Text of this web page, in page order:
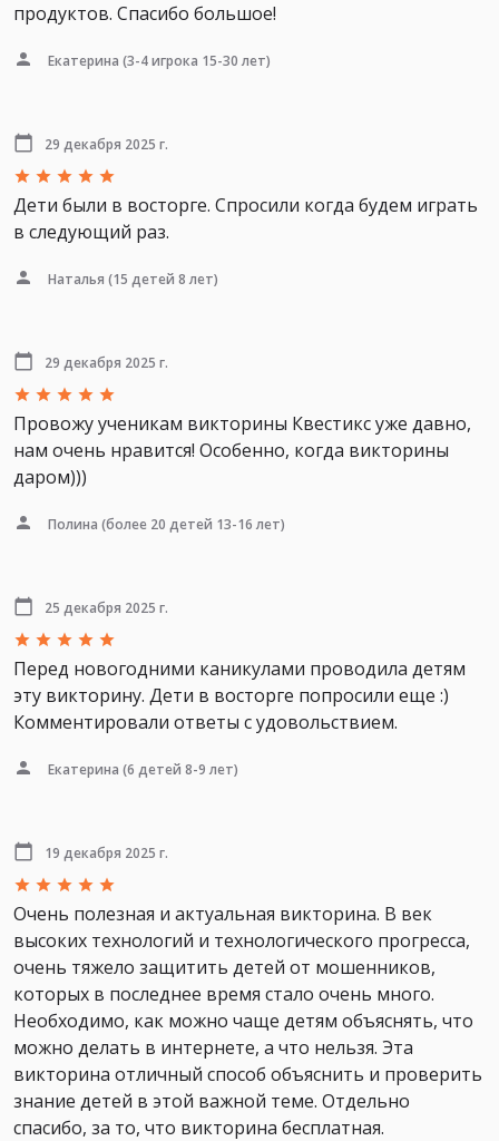
продуктов. Спасибо большое!
Екатерина (3-4 игрока 15-30 лет)
29 декабря 2025 г.
Дети были в восторге. Спросили когда будем играть
в следующий раз.
Наталья (15 детей 8 лет)
29 декабря 2025 г.
Провожу ученикам викторины Квестикс уже давно,
нам очень нравится! Особенно, когда викторины
даром)))
Полина (более 20 детей 13-16 лет)
25 декабря 2025 г.
Перед новогодними каникулами проводила детям
эту викторину. Дети в восторге попросили еще :)
Комментировали ответы с удовольствием.
Екатерина (6 детей 8-9 лет)
19 декабря 2025 г.
Очень полезная и актуальная викторина. В век
высоких технологий и технологического прогресса,
очень тяжело защитить детей от мошенников,
которых в последнее время стало очень много.
Необходимо, как можно чаще детям объяснять, что
можно делать в интернете, а что нельзя. Эта
викторина отличный способ объяснить и проверить
знание детей в этой важной теме. Отдельно
спасибо, за то, что викторина бесплатная.